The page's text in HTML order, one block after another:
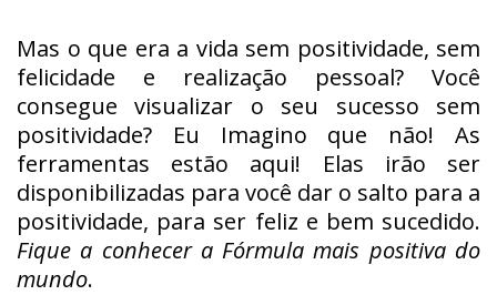
Mas o que era a vida sem positividade, sem
felicidade e realização pessoal? Você
consegue visualizar o seu sucesso sem
positividade? Eu Imagino que não! As
ferramentas estão aqui! Elas irão ser
disponibilizadas para você dar o salto para a
positividade, para ser feliz e bem sucedido.
Fique a conhecer a Fórmula mais positiva do
mundo.